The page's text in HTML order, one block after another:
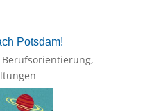
Potsdam!
Berufsorientierung,